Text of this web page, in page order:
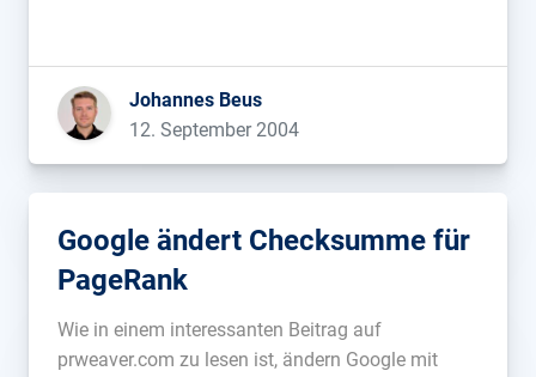
www.redball.info leider keine Suchfunktion
entdecken kann, bleibt mir nur, […]...
Johannes Beus
12. September 2004
Google ändert Checksumme für
PageRank
Wie in einem interessanten Beitrag auf
prweaver.com zu lesen ist, ändern Google mit